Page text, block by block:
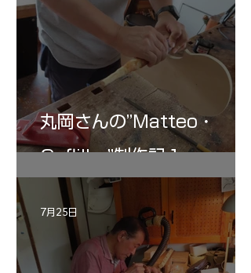
丸岡さんの”Matteo・
Gofliller”制作記１
7月25日